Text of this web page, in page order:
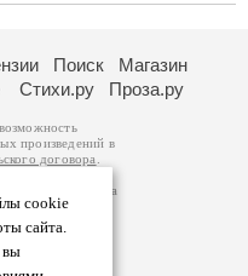
cookie
сайта.
вы
Поиск
Магазин
Стихи.ру Проза.ру
произведений в
договора
авторам
возможна
вы можете
за
на